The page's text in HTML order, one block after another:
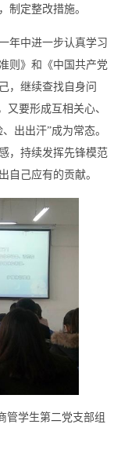
制定整改措施。
年中进一步认真学习
则》和《中国共产党
，继续查找自身问
又要形成互相关心、
出出汗”成为常态。
，持续发挥先锋模范
自己应有的贡献。
管学生第二党支部组